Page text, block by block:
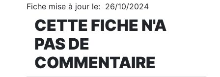
Fiche mise à jour le: 26/10/2024
CETTE FICHE N'A
PAS DE
COMMENTAIRE